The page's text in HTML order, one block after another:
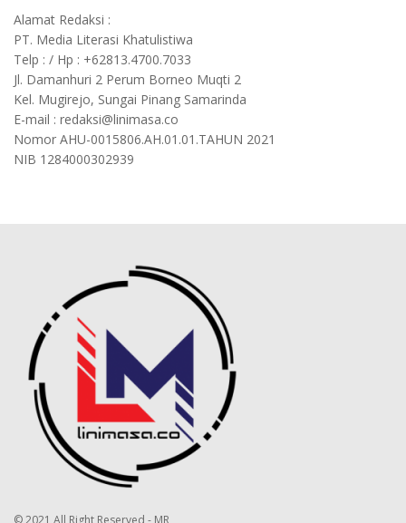
Alamat Redaksi :
PT. Media Literasi Khatulistiwa
Telp : / Hp : +62813.4700.7033
Jl. Damanhuri 2 Perum Borneo Muqti 2
Kel. Mugirejo, Sungai Pinang Samarinda
E-mail : redaksi@linimasa.co
Nomor AHU-0015806.AH.01.01.TAHUN 2021
NIB 1284000302939
© 2021 All Right Reserved - MR